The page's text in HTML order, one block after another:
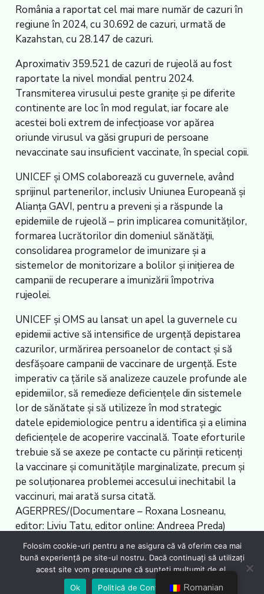
România a raportat cel mai mare număr de cazuri în
regiune în 2024, cu 30.692 de cazuri, urmată de
Kazahstan, cu 28.147 de cazuri.
Aproximativ 359.521 de cazuri de rujeolă au fost
raportate la nivel mondial pentru 2024.
Transmiterea virusului peste granițe și pe diferite
continente are loc în mod regulat, iar focare ale
acestei boli extrem de infecțioase vor apărea
oriunde virusul va găsi grupuri de persoane
nevaccinate sau insuficient vaccinate, în special copii.
UNICEF și OMS colaborează cu guvernele, având
sprijinul partenerilor, inclusiv Uniunea Europeană și
Alianța GAVI, pentru a preveni și a răspunde la
epidemiile de rujeolă – prin implicarea comunităților,
formarea lucrătorilor din domeniul sănătății,
consolidarea programelor de imunizare și a
sistemelor de monitorizare a bolilor și inițierea de
campanii de recuperare a imunizării împotriva
rujeolei.
UNICEF și OMS au lansat un apel la guvernele cu
epidemii active să intensifice de urgență depistarea
cazurilor, urmărirea persoanelor de contact și să
desfășoare campanii de vaccinare de urgență. Este
imperativ ca țările să analizeze cauzele profunde ale
epidemiilor, să remedieze deficiențele din sistemele
lor de sănătate și să utilizeze în mod strategic
datele epidemiologice pentru a identifica și a elimina
deficiențele de acoperire vaccinală. Toate eforturile
trebuie să se axeze pe contacte cu părinții reticenți
la vaccinare și comunitățile marginalizate, precum și
pe soluționarea problemei accesului inechitabil la
vaccinuri, mai arată sursa citată.
AGERPRES/(Documentare – Roxana Losneanu,
editor: Liviu Tatu, editor online: Andreea Preda)
Sursa
articolului:https://agerpres.ro/documentare/2025/04/
mondiala-a-imunizarii-24-30-aprilie–1442649
Romanian
Folosim cookie-uri pentru a ne asigura că vă oferim cea mai
bună experiență pe site-ul nostru. Dacă continuați să utilizați
acest site vom presupune că sunteți mulțumit de el.
Ok
Politică de Confidențialiate